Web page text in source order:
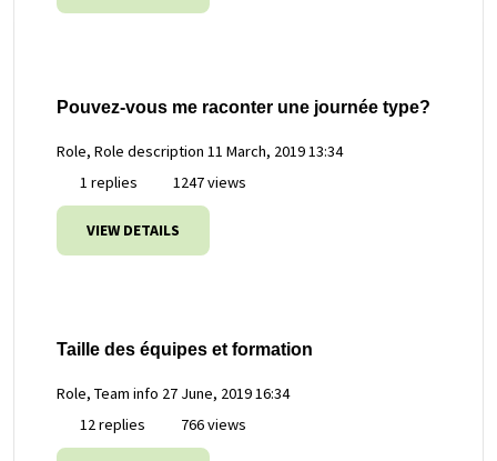
Pouvez-vous me raconter une journée type?
Role, Role description 11 March, 2019 13:34
1 replies
1247 views
VIEW DETAILS
Taille des équipes et formation
Role, Team info 27 June, 2019 16:34
12 replies
766 views